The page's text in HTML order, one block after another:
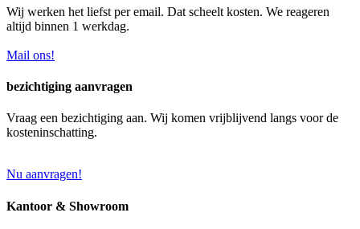
Wij werken het liefst per email. Dat scheelt kosten. We reageren
altijd binnen 1 werkdag.
Mail ons!
bezichtiging aanvragen
Vraag een bezichtiging aan. Wij komen vrijblijvend langs voor de
kosteninschatting.
Nu aanvragen!
Kantoor & Showroom